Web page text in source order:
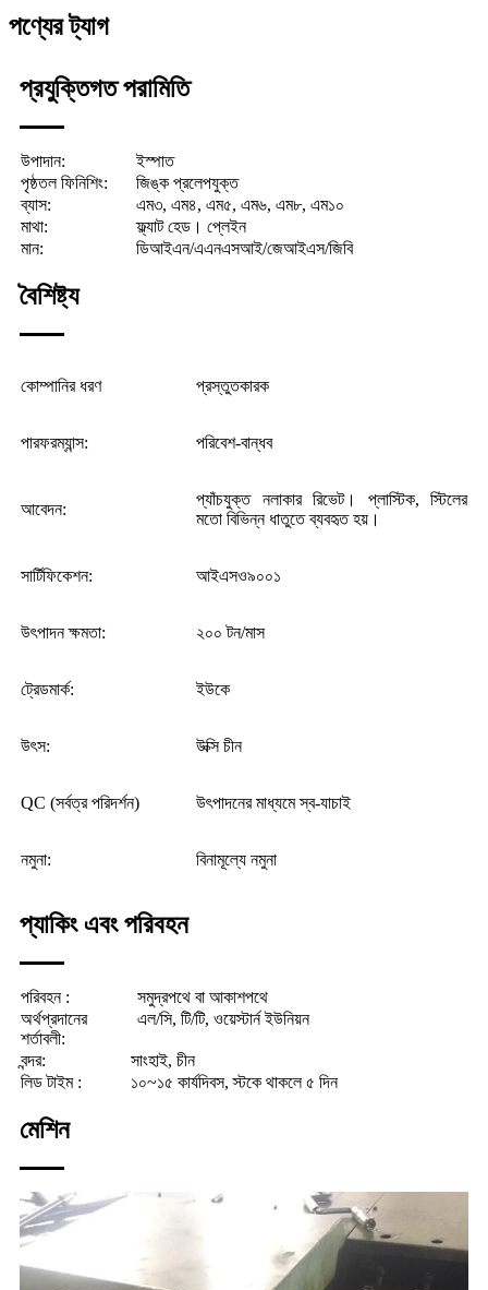
পণ্যের ট্যাগ
প্রযুক্তিগত পরামিতি
উপাদান:
ইস্পাত
পৃষ্ঠতল ফিনিশিং:
জিঙ্ক প্রলেপযুক্ত
ব্যাস:
এম৩, এম৪, এম৫, এম৬, এম৮, এম১০
মাথা:
ফ্ল্যাট হেড। প্লেইন
মান:
ডিআইএন/এএনএসআই/জেআইএস/জিবি
বৈশিষ্ট্য
কোম্পানির ধরণ প্রস্তুতকারক
পারফরম্যান্স: পরিবেশ-বান্ধব
আবেদন:
প্যাঁচযুক্ত নলাকার রিভেট। প্লাস্টিক, স্টিলের
মতো বিভিন্ন ধাতুতে ব্যবহৃত হয়।
সার্টিফিকেশন: আইএসও৯০০১
উৎপাদন ক্ষমতা: ২০০ টন/মাস
ট্রেডমার্ক: ইউকে
উৎস: উক্সি চীন
QC (সর্বত্র পরিদর্শন) উৎপাদনের মাধ্যমে স্ব-যাচাই
নমুনা: বিনামূল্যে নমুনা
প্যাকিং এবং পরিবহন
পরিবহন :
সমুদ্রপথে বা আকাশপথে
অর্থপ্রদানের
শর্তাবলী:
এল/সি, টি/টি, ওয়েস্টার্ন ইউনিয়ন
বন্দর:
সাংহাই, চীন
লিড টাইম :
১০~১৫ কার্যদিবস, স্টকে থাকলে ৫ দিন
মেশিন